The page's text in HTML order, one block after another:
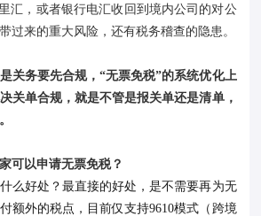
汇，或者银行电汇收回到境内公司的对公
过来的重大风险，还有税务稽查的隐患。
关务要先合规，“无票免税”的系统优化上
关单合规，就是不管是报关单还是清单，
可以申请无票免税？
么好处？最直接的好处，是不需要再为无
额外的税点，目前仅支持9610模式（跨境